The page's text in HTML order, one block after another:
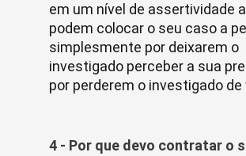
em um nível de assertividade
podem colocar o seu caso a
simplesmente por deixarem o
investigado perceber a sua
por perderem o investigado de
4 - Por que devo contratar o